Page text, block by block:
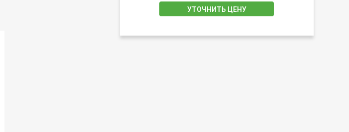
УТОЧНИТЬ ЦЕНУ